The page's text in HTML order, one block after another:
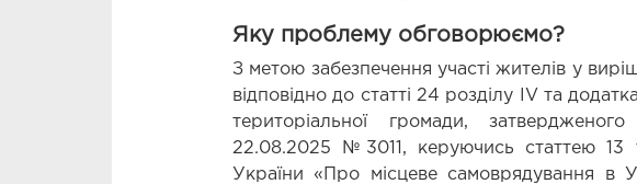
Яку проблему обговорюємо?
З метою забезпечення участі жителів у
відповідно до статті 24 розділу IV та
територіальної громади,
22.08.2025 №3011, керуючись статтею 13
України «Про місцеве самоврядування в